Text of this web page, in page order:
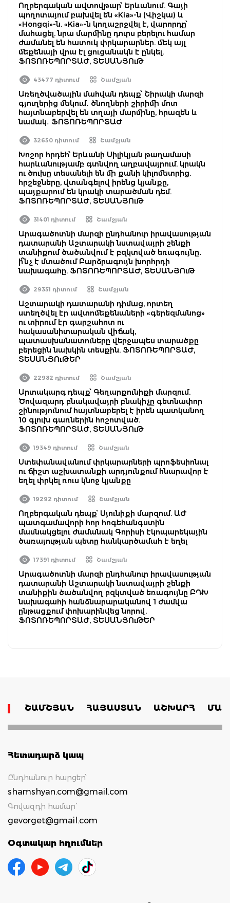
Ողբերգական ավտովթար՝ Երևանում. Գայի
պողոտայում բախվել են «Kia»-ն (Վիշկա) և
«Hongqi»-ն. «Kia»-ն կողաշրջվել է, վարորդը՝
մահացել. նրա մարմինը դուրս բերելու համար
ժամանել են հատուկ փրկարարներ. մեկ այլ
մեքենայի վրա էլ ցուցանակն է ընկել.
ՖՈՏՈՌԵՊՈՐՏԱԺ, ՏԵՍԱՆՅՈւԹ
43477 դիտում Շամշյան
Առեղծվածային մահվան դեպք՝ Շիրակի մարզի
գյուղերից մեկում․ ծնողների շիրիմի մոտ
հայտնաբերվել են տղայի մարմինը, հրազեն և
նամակ․ ՖՈՏՈՌԵՊՈՐՏԱԺ
32650 դիտում Շամշյան
Խոշոր հրդեհ՝ Երևանի Սիլիկյան թաղամասի
հարևանությամբ գտնվող աղբավայրում. կրակն
ու ծուխը տեսանելի են մի քանի կիլոմետրից.
հրշեջները, վտանգելով իրենց կյանքը,
պայքարում են կրակի տարածման դեմ.
ՖՈՏՈՌԵՊՈՐՏԱԺ, ՏԵՍԱՆՅՈւԹ
31401 դիտում Շամշյան
Արագածոտնի մարզի ընդհանուր իրավասության
դատարանի Աշտարակի նստավայրի շենքի
տանիքում ծածանվում է բզկտված եռագույնը․
ի՞նչ է մտածում Բարձրագույն խորհրդի
նախագահը. ՖՈՏՈՌԵՊՈՐՏԱԺ, ՏԵՍԱՆՅՈւԹ
29351 դիտում Շամշյան
Աշտարակի դատարանի դիմաց, որտեղ
ստեղծվել էր ավտոմեքենաների «գերեզմանոց»
ու տիրում էր գարշահոտ ու
հակասանիտարական վիճակ,
պատասխանատուները վերջապես տարածքը
բերեցին նախկին տեսքին. ՖՈՏՈՌԵՊՈՐՏԱԺ,
ՏԵՍԱՆՅՈւԹԵՐ
22982 դիտում Շամշյան
Արտակարգ դեպք՝ Գեղարքունիքի մարզում.
Ծովազարդ բնակավայրի բնակիչը գետնափոր
շինությունում հայտնաբերել է իրեն պատկանող
10 գլուխ գառներին հոշոտված.
ՖՈՏՈՌԵՊՈՐՏԱԺ, ՏԵՍԱՆՅՈւԹ
19349 դիտում Շամշյան
Ստեփանավանում փրկարարների պրոֆեսիոնալ
ու ճիշտ աշխատանքի արդյունքում հնարավոր է
եղել փրկել ռուս կնոջ կյանքը
19292 դիտում Շամշյան
Ողբերգական դեպք՝ Սյունիքի մարզում. ԱԺ
պատգամավորի հոր հոգեհանգստին
մասնակցելու ժամանակ Գորիսի էկոպարեկային
ծառայության պետը հանկարծամահ է եղել
17391 դիտում Շամշյան
Արագածոտնի մարզի ընդհանուր իրավասության
դատարանի Աշտարակի նստավայրի շենքի
տանիքին ծածանվող բզկտված եռագույնը ԲԴԽ
նախագահի հանձնարարականով 1 ժամվա
ընթացքում փոխարինվեց նորով.
ՖՈՏՈՌԵՊՈՐՏԱԺ, ՏԵՍԱՆՅՈւԹԵՐ
ՇԱՄՇՅԱՆ ՀԱՅԱՍՏԱՆ ԱՇԽԱՐՀ
Հետադարձ կապ
Ընդհանուր հարցեր՝
shamshyan.com@gmail.com
Գովազդի համար`
gevorget@gmail.com
Օգտակար հղումներ